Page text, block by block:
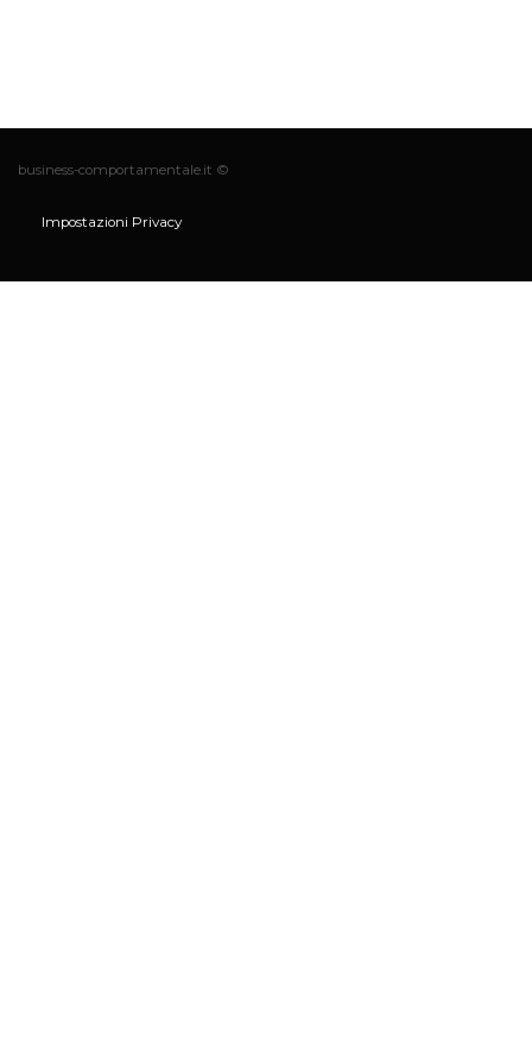
business-comportamentale.it ©
Impostazioni Privacy